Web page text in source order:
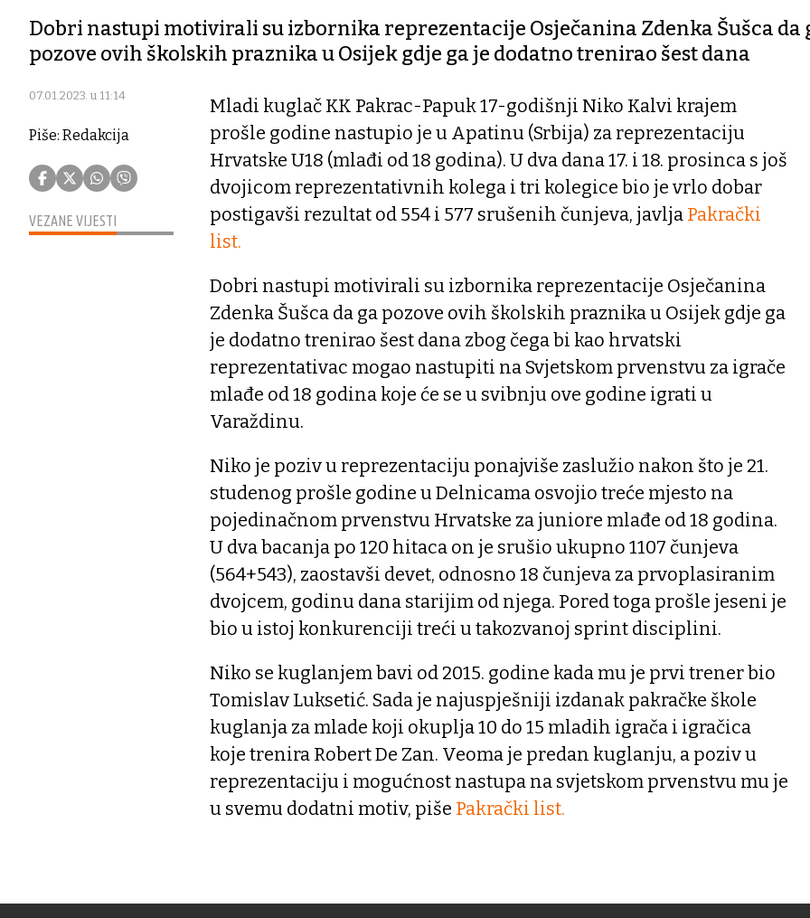
Dobri nastupi motivirali su izbornika reprezentacije Osječanina Zdenka Šušca da
pozove ovih školskih praznika u Osijek gdje ga je dodatno trenirao šest dana
07.01.2023. u 11:14
Piše: Redakcija
VEZANE VIJESTI
Mladi kuglač KK Pakrac-Papuk 17-godišnji Niko Kalvi krajem
prošle godine nastupio je u Apatinu (Srbija) za reprezentaciju
Hrvatske U18 (mlađi od 18 godina). U dva dana 17. i 18. prosinca s još
dvojicom reprezentativnih kolega i tri kolegice bio je vrlo dobar
postigavši rezultat od 554 i 577 srušenih čunjeva, javlja Pakrački
list.
Dobri nastupi motivirali su izbornika reprezentacije Osječanina
Zdenka Šušca da ga pozove ovih školskih praznika u Osijek gdje ga
je dodatno trenirao šest dana zbog čega bi kao hrvatski
reprezentativac mogao nastupiti na Svjetskom prvenstvu za igrače
mlađe od 18 godina koje će se u svibnju ove godine igrati u
Varaždinu.
Niko je poziv u reprezentaciju ponajviše zaslužio nakon što je 21.
studenog prošle godine u Delnicama osvojio treće mjesto na
pojedinačnom prvenstvu Hrvatske za juniore mlađe od 18 godina.
U dva bacanja po 120 hitaca on je srušio ukupno 1107 čunjeva
(564+543), zaostavši devet, odnosno 18 čunjeva za prvoplasiranim
dvojcem, godinu dana starijim od njega. Pored toga prošle jeseni je
bio u istoj konkurenciji treći u takozvanoj sprint disciplini.
Niko se kuglanjem bavi od 2015. godine kada mu je prvi trener bio
Tomislav Luksetić. Sada je najuspješniji izdanak pakračke škole
kuglanja za mlade koji okuplja 10 do 15 mladih igrača i igračica
koje trenira Robert De Zan. Veoma je predan kuglanju, a poziv u
reprezentaciju i mogućnost nastupa na svjetskom prvenstvu mu je
u svemu dodatni motiv, piše Pakrački list.